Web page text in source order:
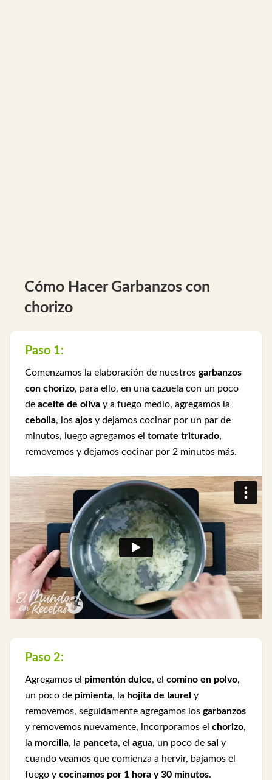
Cómo Hacer Garbanzos con
chorizo
Paso 1:
Comenzamos la elaboración de nuestros garbanzos
con chorizo, para ello, en una cazuela con un poco
de aceite de oliva y a fuego medio, agregamos la
cebolla, los ajos y dejamos cocinar por un par de
minutos, luego agregamos el tomate triturado,
removemos y dejamos cocinar por 2 minutos más.
Paso 2:
Agregamos el pimentón dulce, el comino en polvo,
un poco de pimienta, la hojita de laurel y
removemos, seguidamente agregamos los garbanzos
y removemos nuevamente, incorporamos el chorizo,
la morcilla, la panceta, el agua, un poco de sal y
cuando veamos que comienza a hervir, bajamos el
fuego y cocinamos por 1 hora y 30 minutos.